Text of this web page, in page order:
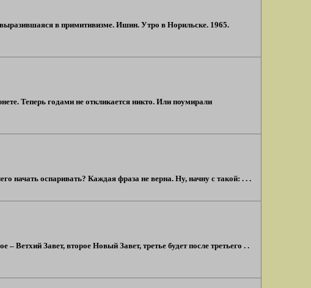
в примитивизме. Ишин. Утро в Норильске. 1965.
Теперь годами не откликается никто. Или поумирали
начать оспаривать? Каждая фраза не верна. Ну, начну с такой: . . .
Ветхий Завет, второе Новый Завет, третье будет после третьего . .